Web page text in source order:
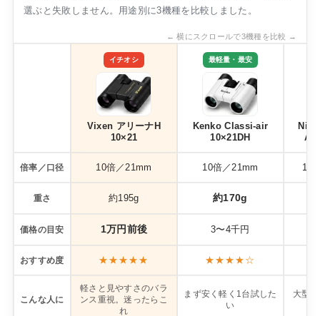
すすめのホテルを3つご紹介していきます。徒歩圏内お
with トマレバ富山県富山市桜町1-1-1楽天トラベルで探
すじゃらんで探す一休で探すYahoo!トラベルで探す料...
選ぶと失敗しません。用途別に3機種を比較しました。
← 横にスクロールで3機種を比較 →
イチオシ
Vixen アリーナH
10×21
最軽量・最安
Kenko Classi-air
10×21DH
倍率／口径 10倍／21mm 10倍／21mm 10-
重さ 約195g 約170g
価格の目安 1万円前後 3〜4千円
おすすめ度 ★★★★★ ★★★★☆
こんな人に
軽さと見やすさのバラ
ンス重視。迷ったらこ
れ
まず安く軽く1台試した
い
大型